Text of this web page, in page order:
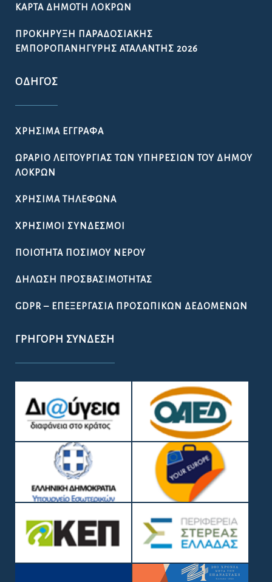
ΚΆΡΤΑ ΔΗΜΌΤΗ ΛΟΚΡΏΝ
ΠΡΟΚΉΡΥΞΗ ΠΑΡΑΔΟΣΙΑΚΉΣ
ΕΜΠΟΡΟΠΑΝΉΓΥΡΗΣ ΑΤΑΛΆΝΤΗΣ 2026
ΟΔΗΓΌΣ
ΧΡΉΣΙΜΑ ΈΓΓΡΑΦΑ
ΩΡΆΡΙΟ ΛΕΙΤΟΥΡΓΊΑΣ ΤΩΝ ΥΠΗΡΕΣΙΏΝ ΤΟΥ ΔΉΜΟΥ
ΛΟΚΡΏΝ
ΧΡΉΣΙΜΑ ΤΗΛΈΦΩΝΑ
ΧΡΉΣΙΜΟΙ ΣΎΝΔΕΣΜΟΙ
ΠΟΙΌΤΗΤΑ ΠΌΣΙΜΟΥ ΝΕΡΟΎ
ΔΉΛΩΣΗ ΠΡΟΣΒΑΣΙΜΌΤΗΤΑΣ
GDPR – ΕΠΕΞΕΡΓΑΣΙΑ ΠΡΟΣΩΠΙΚΩΝ ΔΕΔΟΜΕΝΩΝ
ΓΡΉΓΟΡΗ ΣΎΝΔΕΣΗ